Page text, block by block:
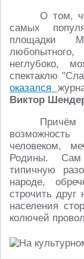
О том,
самых
площадки
неглубоко,
спектаклю
оказался
Виктор
человеком,
Родины. Сам
типичную
народе,
строчить
населения
колючей